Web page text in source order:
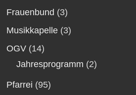
Frauenbund (3)
Musikkapelle (3)
OGV (14)
Jahresprogramm (2)
Pfarrei (95)